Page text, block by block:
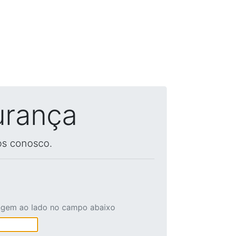
conosco.
ao lado no campo abaixo